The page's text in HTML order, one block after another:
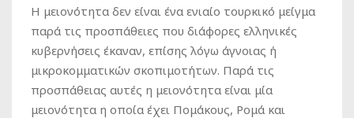
Η μειονότητα δεν είναι ένα ενιαίο τουρκικό μείγμα
παρά τις προσπάθειες που διάφορες ελληνικές
κυβερνήσεις έκαναν, επίσης λόγω άγνοιας ή
μικροκομματικών σκοπιμοτήτων. Παρά τις
προσπάθειας αυτές η μειονότητα είναι μία
μειονότητα η οποία έχει Πομάκους, Ρομά και